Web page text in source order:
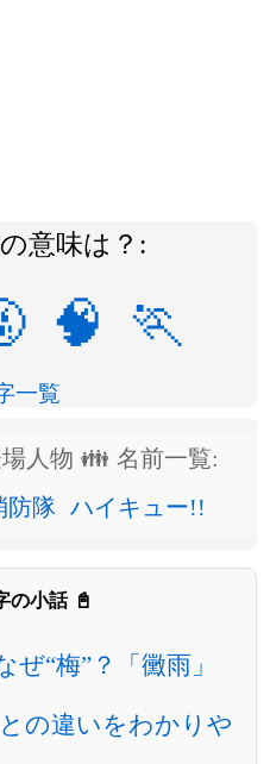
意味は？:
🧠 🏃
一覧
人物 👪 名前一覧:
防隊 ハイキュー!!
の小話 📓
ぜ“梅”？「黴雨」
の違いをわかりや